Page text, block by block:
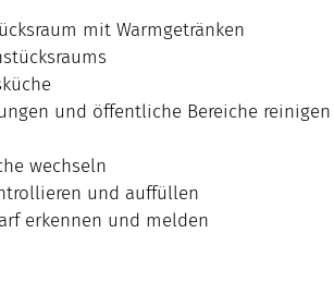
mit Warmgetränken
und öffentliche Bereiche reinigen
wechseln
und auffüllen
erkennen und melden